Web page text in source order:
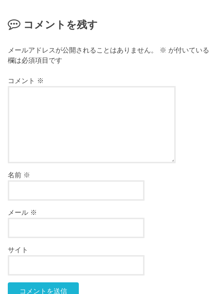
コメントを残す
メールアドレスが公開されることはありません。 ※ が付いている
欄は必須項目です
コメント ※
名前 ※
メール ※
サイト